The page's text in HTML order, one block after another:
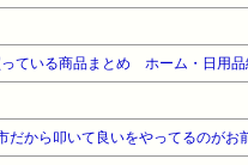
っている商品まとめ ホーム・日用
から叩いて良いをやってるのがお